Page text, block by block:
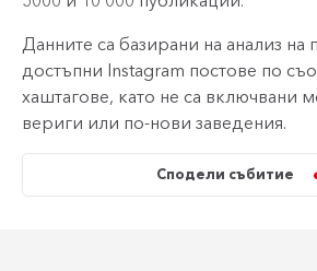
Данните са базирани на анализ на
достъпни Instagram постове по
хаштагове, като не са включвани
вериги или по-нови заведения.
Сподели събитие